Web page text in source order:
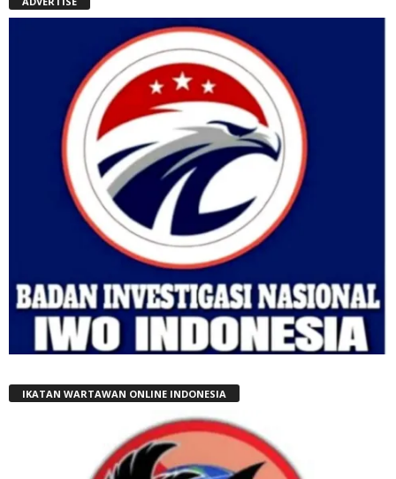
IKATAN WARTAWAN ONLINE INDONESIA